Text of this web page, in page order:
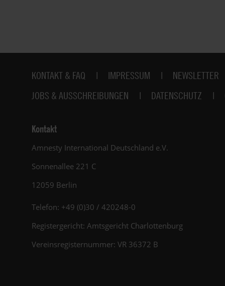
Fußbereich
KONTAKT & FAQ IMPRESSUM NEWSLETTER
JOBS & AUSSCHREIBUNGEN
DATENSCHUTZ
Kontakt
Amnesty International Deutschland e.V.
Sonnenallee 221 C
12059 Berlin
Telefon: +49 (0)30 / 420248-0
Registergericht: Amtsgericht Charlottenburg
Vereinsregisternummer: VR 36372 B